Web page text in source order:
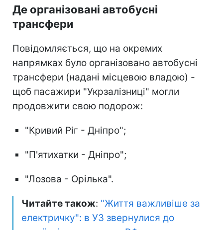
Де організовані автобусні
трансфери
Повідомляється, що на окремих
напрямках було організовано автобусні
трансфери (надані місцевою владою) -
щоб пасажири "Укрзалізниці" могли
продовжити свою подорож:
"⁠Кривий Ріг - Дніпро";
"⁠П'ятихатки - Дніпро";
"⁠Лозова - Орілька".
Читайте також: "Життя важливіше за
електричку": в УЗ звернулися до